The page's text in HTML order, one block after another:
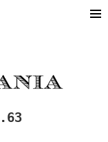
IN